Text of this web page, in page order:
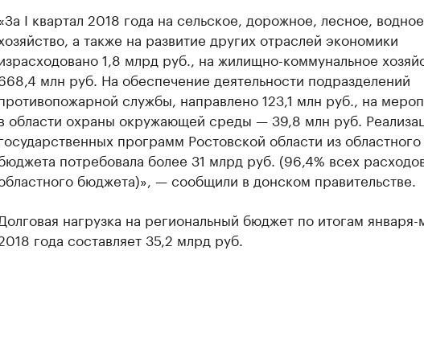
I квартал 2018 года на сельское, дорожное, лесное, водное
а также на развитие других отраслей экономики
1,8 млрд руб., на жилищно-коммунальное
млн руб. На обеспечение деятельности подразделений
службы, направлено 123,1 млн руб., на
области охраны окружающей среды — 39,8 млн руб.
программ Ростовской области из областного
потребовала более 31 млрд руб. (96,4% всех
бюджета)», — сообщили в донском правительстве.
Долговая нагрузка на региональный бюджет по итогам января-
года составляет 35,2 млрд руб.